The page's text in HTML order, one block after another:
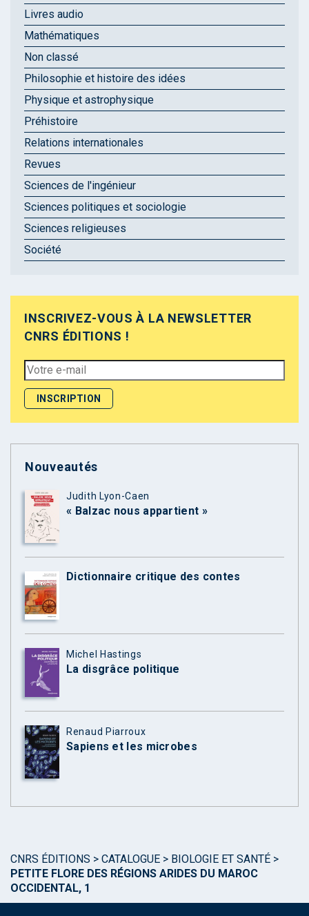
Livres audio
Mathématiques
Non classé
Philosophie et histoire des idées
Physique et astrophysique
Préhistoire
Relations internationales
Revues
Sciences de l'ingénieur
Sciences politiques et sociologie
Sciences religieuses
Société
INSCRIVEZ-VOUS À LA NEWSLETTER
CNRS ÉDITIONS !
Nouveautés
Judith Lyon-Caen
« Balzac nous appartient »
Dictionnaire critique des contes
Michel Hastings
La disgrâce politique
Renaud Piarroux
Sapiens et les microbes
CNRS ÉDITIONS > CATALOGUE > BIOLOGIE ET SANTÉ >
PETITE FLORE DES RÉGIONS ARIDES DU MAROC
OCCIDENTAL, 1